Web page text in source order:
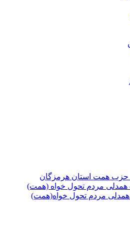
حزب همت استان هرمزگان
همدلی مردم تحول خواه (همت)
مردم تحول خواه(همت)